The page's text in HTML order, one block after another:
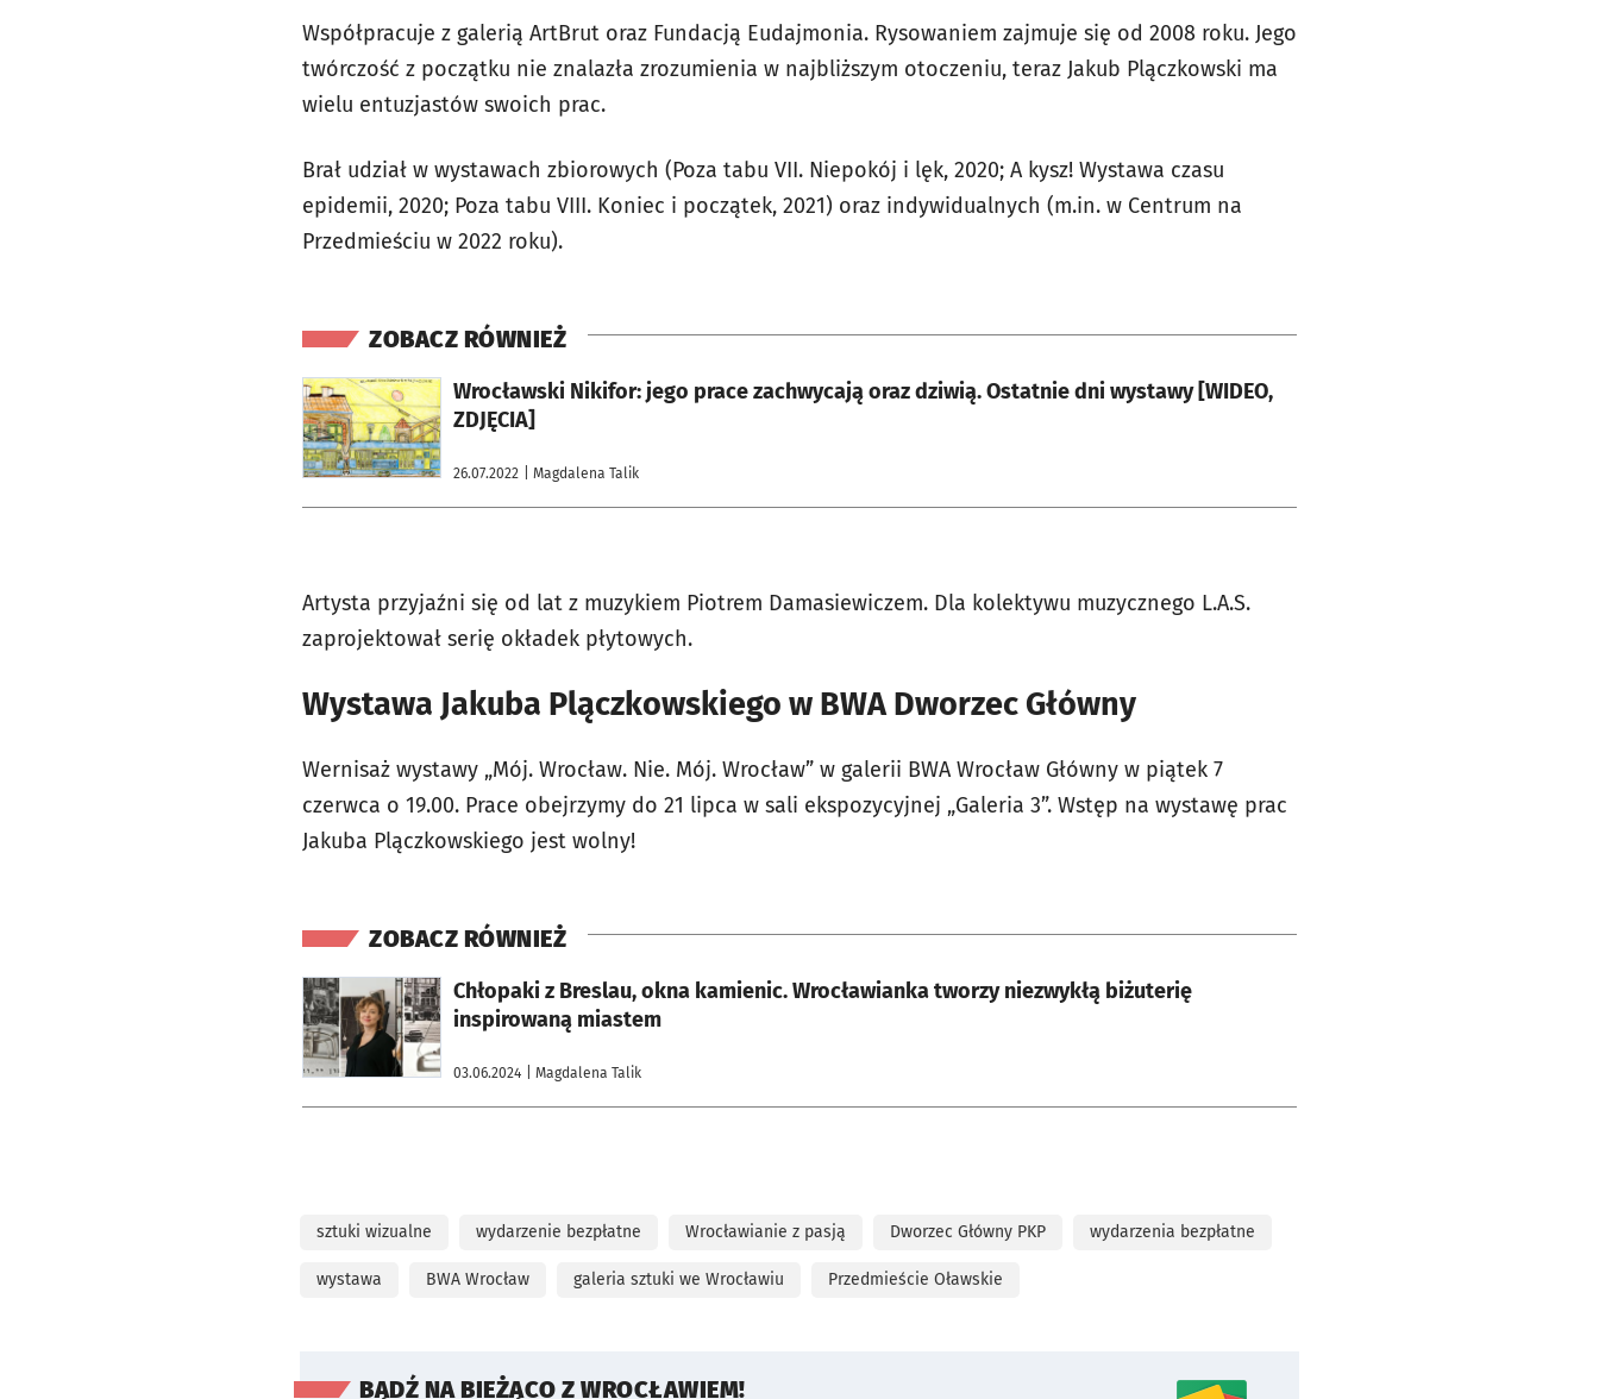
Współpracuje z galerią ArtBrut oraz Fundacją Eudajmonia. Rysowaniem zajmuje się od 2008 roku. Jego
twórczość z początku nie znalazła zrozumienia w najbliższym otoczeniu, teraz Jakub Plączkowski ma
wielu entuzjastów swoich prac.
Brał udział w wystawach zbiorowych (Poza tabu VII. Niepokój i lęk, 2020; A kysz! Wystawa czasu
epidemii, 2020; Poza tabu VIII. Koniec i początek, 2021) oraz indywidualnych (m.in. w Centrum na
Przedmieściu w 2022 roku).
ZOBACZ RÓWNIEŻ
Wrocławski Nikifor: jego prace zachwycają oraz dziwią. Ostatnie dni wystawy [WIDEO,
ZDJĘCIA]
26.07.2022 | Magdalena Talik
otworzy się w nowej karcie
Artysta przyjaźni się od lat z muzykiem Piotrem Damasiewiczem. Dla kolektywu muzycznego L.A.S.
zaprojektował serię okładek płytowych.
Wystawa Jakuba Plączkowskiego w BWA Dworzec Główny
Wernisaż wystawy „Mój. Wrocław. Nie. Mój. Wrocław” w galerii BWA Wrocław Główny w piątek 7
czerwca o 19.00. Prace obejrzymy do 21 lipca w sali ekspozycyjnej „Galeria 3”. Wstęp na wystawę prac
Jakuba Plączkowskiego jest wolny!
ZOBACZ RÓWNIEŻ
Chłopaki z Breslau, okna kamienic. Wrocławianka tworzy niezwykłą biżuterię
inspirowaną miastem
03.06.2024 | Magdalena Talik
otworzy się w nowej karcie
sztuki wizualne wydarzenie bezpłatne Wrocławianie z pasją Dworzec Główny PKP wydarzenia bezpłatne
wystawa BWA Wrocław galeria sztuki we Wrocławiu Przedmieście Oławskie
BĄDŹ NA BIEŻĄCO Z WROCŁAWIEM!